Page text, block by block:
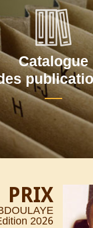
Catalogue
PRIX
2026